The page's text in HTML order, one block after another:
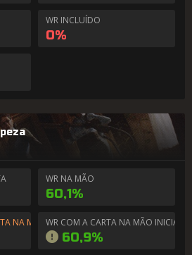
WR INCLUÍDO
0%
WR NA MÃO
60,1%
NA MÃOWR COM A CARTA NA MÃO INICIAL
60,9%